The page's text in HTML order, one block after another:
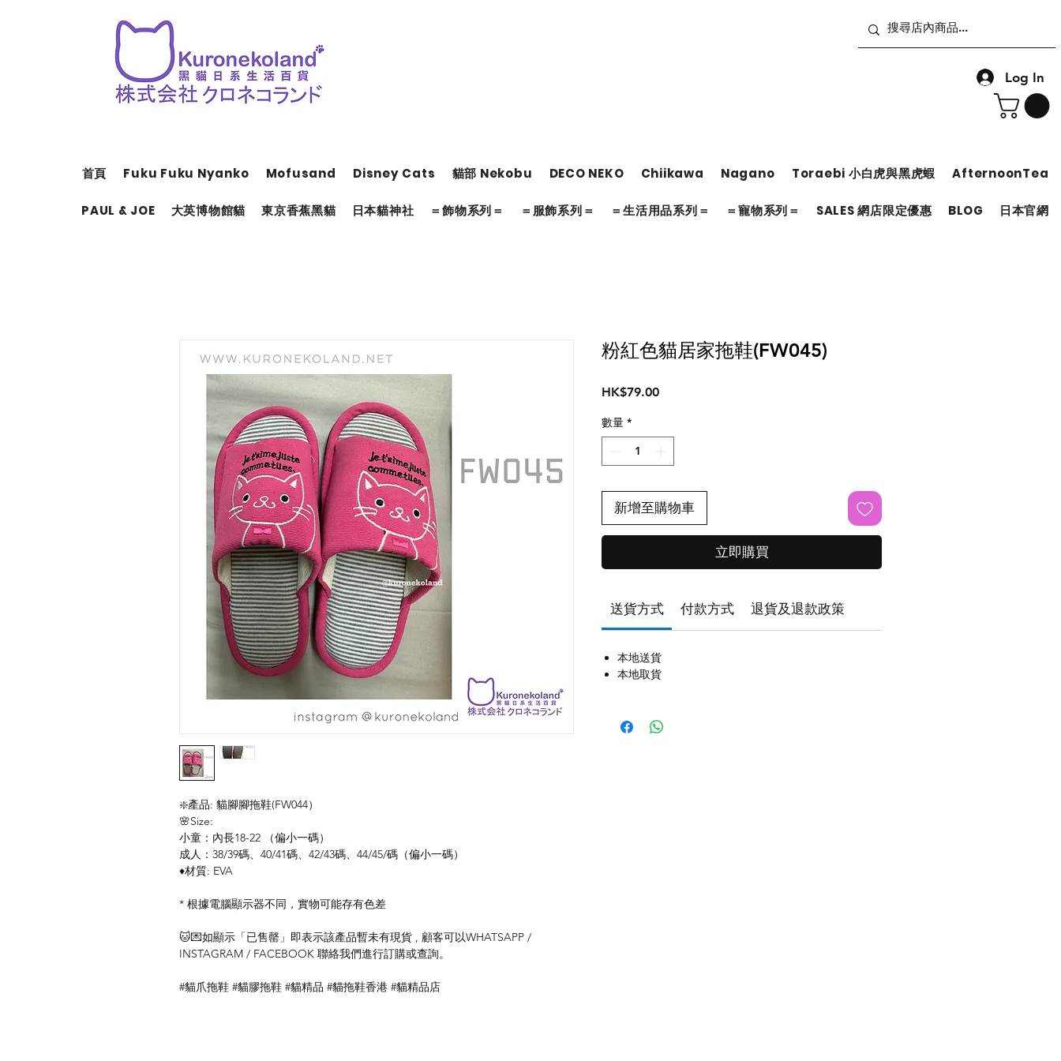
Log In
首頁 Fuku Fuku Nyanko Mofusand Disney Cats 貓部 Nekobu DECO NEKO Chiikawa Nagano Toraebi 小白虎與黑虎蝦 AfternoonTea
PAUL & JOE 大英博物館貓 東京香蕉黑貓 日本貓神社 ＝飾物系列＝ ＝服飾系列＝ ＝生活用品系列＝ ＝寵物系列＝ SALES 網店限定優惠 BLOG 日本官網
❇️產品: 貓腳腳拖鞋(FW044）
🌸Size:
小童：內長18-22 （偏小一碼）
成人：38/39碼、40/41碼、42/43碼、44/45/碼（偏小一碼）
♦️材質: EVA
* 根據電腦顯示器不同，實物可能存有色差
🐱💌如顯示「已售罄」即表示該產品暫未有現貨 , 顧客可以WHATSAPP /
INSTAGRAM / FACEBOOK 聯絡我們進行訂購或查詢。
#貓爪拖鞋 #貓膠拖鞋 #貓精品 #貓拖鞋香港 #貓精品店
粉紅色貓居家拖鞋(FW045)
HK$79.00價
數量 *
新增至購物車
立即購買
送貨方式 付款方式 退貨及退款政策
本地送貨
本地取貨